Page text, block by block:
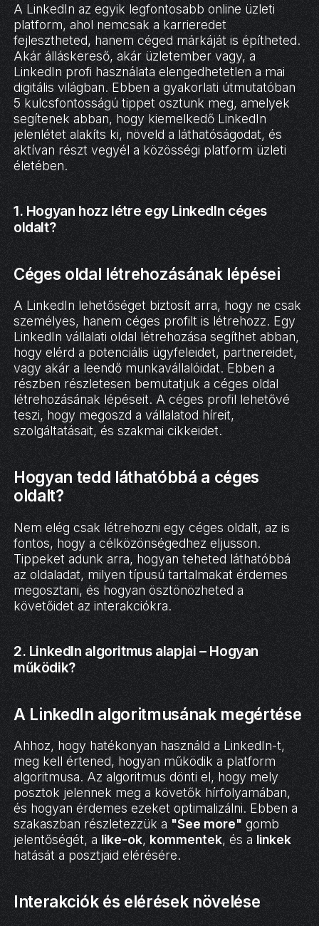
A LinkedIn az egyik legfontosabb online üzleti
platform, ahol nemcsak a karrieredet
fejlesztheted, hanem céged márkáját is építheted.
Akár álláskereső, akár üzletember vagy, a
LinkedIn profi használata elengedhetetlen a mai
digitális világban. Ebben a gyakorlati útmutatóban
5 kulcsfontosságú tippet osztunk meg, amelyek
segítenek abban, hogy kiemelkedő LinkedIn
jelenlétet alakíts ki, növeld a láthatóságodat, és
aktívan részt vegyél a közösségi platform üzleti
életében.
1. Hogyan hozz létre egy LinkedIn céges
oldalt?
Céges oldal létrehozásának lépései
A LinkedIn lehetőséget biztosít arra, hogy ne csak
személyes, hanem céges profilt is létrehozz. Egy
LinkedIn vállalati oldal létrehozása segíthet abban,
hogy elérd a potenciális ügyfeleidet, partnereidet,
vagy akár a leendő munkavállalóidat. Ebben a
részben részletesen bemutatjuk a céges oldal
létrehozásának lépéseit. A céges profil lehetővé
teszi, hogy megoszd a vállalatod híreit,
szolgáltatásait, és szakmai cikkeidet.
Hogyan tedd láthatóbbá a céges
oldalt?
Nem elég csak létrehozni egy céges oldalt, az is
fontos, hogy a célközönségedhez eljusson.
Tippeket adunk arra, hogyan teheted láthatóbbá
az oldaladat, milyen típusú tartalmakat érdemes
megosztani, és hogyan ösztönözheted a
követőidet az interakciókra.
2. LinkedIn algoritmus alapjai – Hogyan
működik?
A LinkedIn algoritmusának megértése
Ahhoz, hogy hatékonyan használd a LinkedIn-t,
meg kell értened, hogyan működik a platform
algoritmusa. Az algoritmus dönti el, hogy mely
posztok jelennek meg a követők hírfolyamában,
és hogyan érdemes ezeket optimalizálni. Ebben a
szakaszban részletezzük a "See more" gomb
jelentőségét, a like-ok, kommentek, és a linkek
hatását a posztjaid elérésére.
Interakciók és elérések növelése